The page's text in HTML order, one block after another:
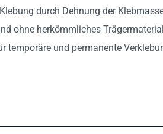
durch Dehnung der Klebmasse
ohne herkömmliches Trägermaterial
temporäre und permanente